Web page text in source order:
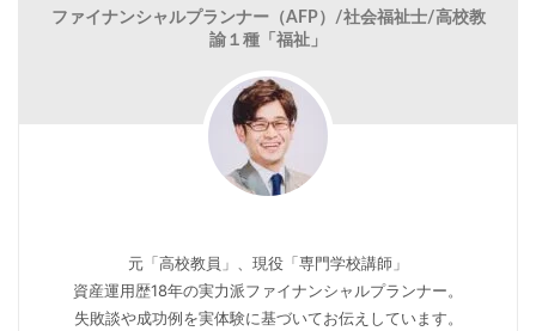
ファイナンシャルプランナー（AFP）/社会福祉士/高校教
諭１種「福祉」
元「高校教員」、現役「専門学校講師」
資産運用歴18年の実力派ファイナンシャルプランナー。
失敗談や成功例を実体験に基づいてお伝えしています。